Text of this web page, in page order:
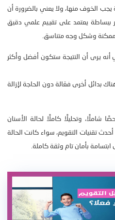
الخوف منها، ولا يعني بالضرورة أن
ببساطة يعتمد على تقييم علمي دقيق
وشكل وجه متناسق.
أنه يرى أن النتيجة ستكون أفضل وأكثر
بدائل أخرى فعّالة دون الحاجة لإزالة
شاملًا، وتحليلًا كاملًا لحالة الأسنان
تقنيات التقويم، سواء كانت الحالة
بأمان تام وثقة كاملة.